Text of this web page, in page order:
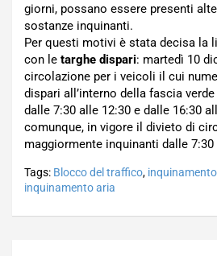
giorni, possano essere presenti
sostanze inquinanti.
Per questi motivi è stata decisa la
con le targhe dispari: martedì 10
circolazione per i veicoli il cui
dispari all’interno della fascia
dalle 7:30 alle 12:30 e dalle 16:30
comunque, in vigore il divieto di
maggiormente inquinanti dalle 7:30
Tags: Blocco del traffico,
inquinamento aria